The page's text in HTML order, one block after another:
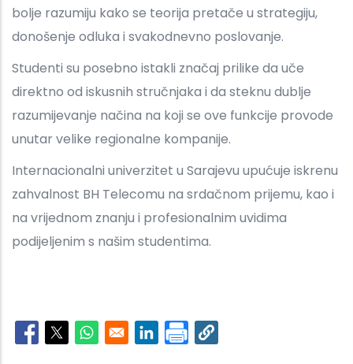
bolje razumiju kako se teorija pretače u strategiju,
donošenje odluka i svakodnevno poslovanje.
Studenti su posebno istakli značaj prilike da uče
direktno od iskusnih stručnjaka i da steknu dublje
razumijevanje načina na koji se ove funkcije provode
unutar velike regionalne kompanije.
Internacionalni univerzitet u Sarajevu upućuje iskrenu
zahvalnost BH Telecomu na srdačnom prijemu, kao i
na vrijednom znanju i profesionalnim uvidima
podijeljenim s našim studentima.
Opens in a new window
Opens in a new window
Opens in a new window
Opens in a new window